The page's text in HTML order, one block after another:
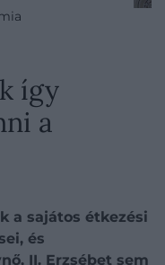
így
a
a sajátos étkezési
és
II. Erzsébet sem